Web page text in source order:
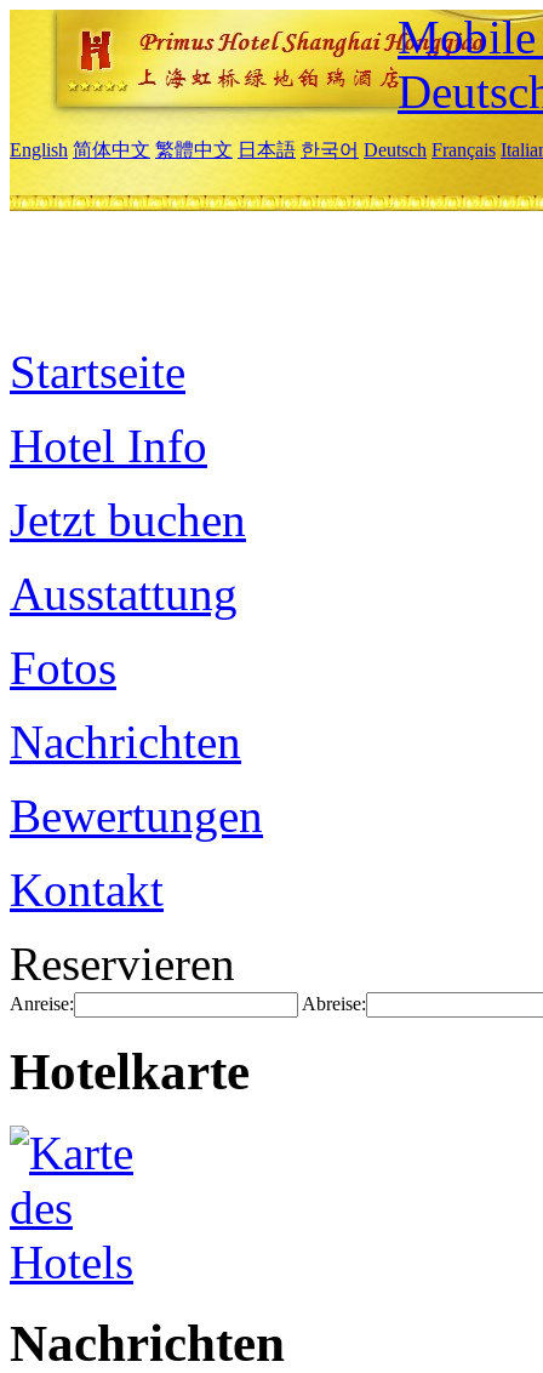
Mobile
English 简体中文 繁體中文 日本語 한국어 Deutsch Français
Startseite
Hotel Info
Jetzt buchen
Ausstattung
Fotos
Nachrichten
Bewertungen
Kontakt
Reservieren
Anreise: Abreise:
Hotelkarte
Nachrichten